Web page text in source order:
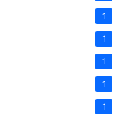
1
1
1
1
1